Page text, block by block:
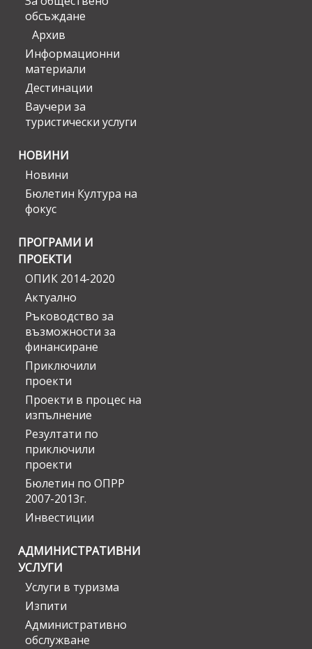
обсъждане
Архив
Информационни
материали
Дестинации
Ваучери за
туристически услуги
НОВИНИ
Новини
Бюлетин Култура на
фокус
ПРОГРАМИ И
ПРОЕКТИ
ОПИК 2014-2020
Актуално
Ръководство за
възможности за
финансиране
Приключили
проекти
Проекти в процес на
изпълнение
Резултати по
приключили
проекти
Бюлетин по ОПРР
2007-2013г.
Инвестиции
АДМИНИСТРАТИВНИ
УСЛУГИ
Услуги в туризма
Изпити
Административно
обслужване